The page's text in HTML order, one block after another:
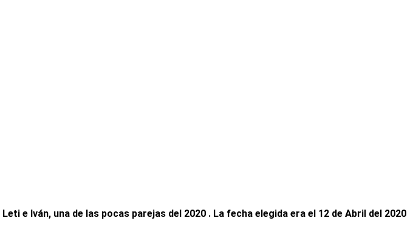
e Iván, una de las pocas parejas del 2020 . La fecha elegida era el 12 de Abril del 2020